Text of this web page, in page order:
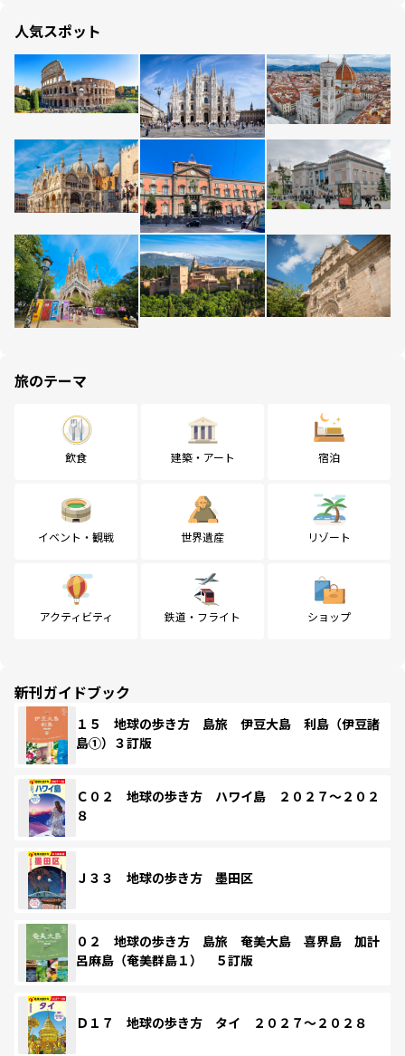
人気スポット
旅のテーマ
飲食 建築・アート 宿泊
イベント・観戦 世界遺産 リゾート
アクティビティ 鉄道・フライト ショップ
新刊ガイドブック
１５ 地球の歩き方 島旅 伊豆大島 利島（伊豆諸
島①）３訂版
Ｃ０２ 地球の歩き方 ハワイ島 ２０２７～２０２
８
Ｊ３３ 地球の歩き方 墨田区
０２ 地球の歩き方 島旅 奄美大島 喜界島 加計
呂麻島（奄美群島１） ５訂版
Ｄ１７ 地球の歩き方 タイ ２０２７～２０２８